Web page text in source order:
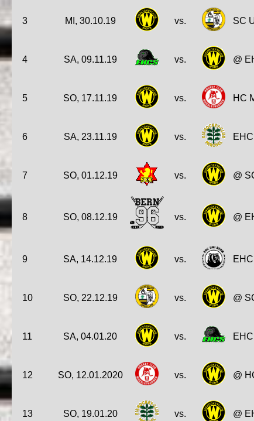
3 MI, 30.10.19 vs. SC
4 SA, 09.11.19 vs. @
5 SO, 17.11.19 vs. HC
6 SA, 23.11.19 vs. EHC
7 SO, 01.12.19 vs. @
8 SO, 08.12.19 vs. @
9 SA, 14.12.19 vs.
10 SO, 22.12.19 vs. @
11 SA, 04.01.20 vs.
12 SO, 12.01.2020 vs. @
13 SO, 19.01.20 vs. @